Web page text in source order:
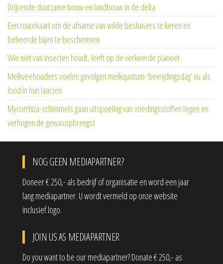
Drijvende duurzame bouw en landbouw in de delta
Een routekaart om de afname van wilde bestuivers te keren en
beheerde bijen te beschermen
Wie niet van insecten houdt, leeft op de verkeerde planeet
Melkveehouders voelen gevolgen melkquotum-‘bevrijdingsdag’ nu als
lood in hun laarzen
Mycorrhiza-schimmels gaan uitspoeling van voedingsstoffen tegen en
verhogen de gewasopbrengst
NOG GEEN MEDIAPARTNER?
Doneer € 250,- als bedrijf of organisatie en word een jaar
lang mediapartner. U wordt vermeld op onze website
inclusief logo.
JOIN US AS MEDIAPARTNER
Do you want to be our mediapartner? Donate € 250,- as